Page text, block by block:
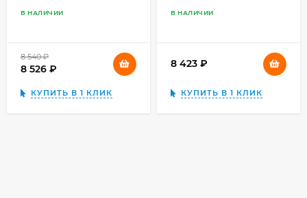
В НАЛИЧИИ
8 540
8 526
КУПИТЬ В 1 КЛИК
, EN-EL15c
В НАЛИЧИИ
8 423
КУПИТЬ В 1 КЛИК